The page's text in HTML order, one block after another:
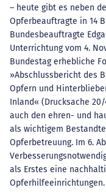
– heute gibt es neben
Opferbeauftragte in 14
Bundesbeauftragte
Unterrichtung vom 4.
Bundestag erhebliche
»Abschlussbericht des
Opfern und
Inland« (Drucksache
auch den ehren- und
als wichtigem
Opferbetreuung. Im 6.
als Erstes eine
Opferhilfeeinrichtungen.